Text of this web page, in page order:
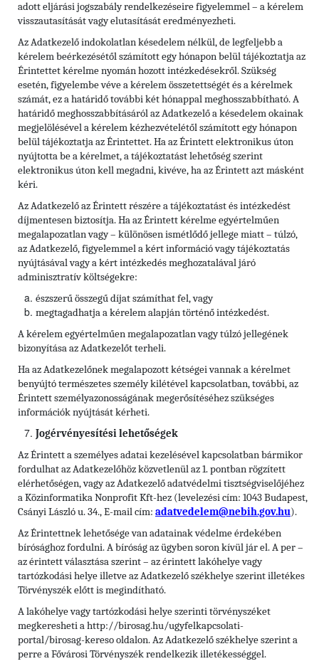
adott eljárási jogszabály rendelkezéseire figyelemmel – a kérelem
visszautasítását vagy elutasítását eredményezheti.
Az Adatkezelő indokolatlan késedelem nélkül, de legfeljebb a
kérelem beérkezésétől számított egy hónapon belül tájékoztatja az
Érintettet kérelme nyomán hozott intézkedésekről. Szükség
esetén, figyelembe véve a kérelem összetettségét és a kérelmek
számát, ez a határidő további két hónappal meghosszabbítható. A
határidő meghosszabbításáról az Adatkezelő a késedelem okainak
megjelölésével a kérelem kézhezvételétől számított egy hónapon
belül tájékoztatja az Érintettet. Ha az Érintett elektronikus úton
nyújtotta be a kérelmet, a tájékoztatást lehetőség szerint
elektronikus úton kell megadni, kivéve, ha az Érintett azt másként
kéri.
Az Adatkezelő az Érintett részére a tájékoztatást és intézkedést
díjmentesen biztosítja. Ha az Érintett kérelme egyértelműen
megalapozatlan vagy – különösen ismétlődő jellege miatt – túlzó,
az Adatkezelő, figyelemmel a kért információ vagy tájékoztatás
nyújtásával vagy a kért intézkedés meghozatalával járó
adminisztratív költségekre:
észszerű összegű díjat számíthat fel, vagy
megtagadhatja a kérelem alapján történő intézkedést.
A kérelem egyértelműen megalapozatlan vagy túlzó jellegének
bizonyítása az Adatkezelőt terheli.
Ha az Adatkezelőnek megalapozott kétségei vannak a kérelmet
benyújtó természetes személy kilétével kapcsolatban, további, az
Érintett személyazonosságának megerősítéséhez szükséges
információk nyújtását kérheti.
Jogérvényesítési lehetőségek
Az Érintett a személyes adatai kezelésével kapcsolatban bármikor
fordulhat az Adatkezelőhöz közvetlenül az 1. pontban rögzített
elérhetőségen, vagy az Adatkezelő adatvédelmi tisztségviselőjéhez
a Közinformatika Nonprofit Kft-hez (levelezési cím: 1043 Budapest,
Csányi László u. 34., E-mail cím: adatvedelem@nebih.gov.hu).
Az Érintettnek lehetősége van adatainak védelme érdekében
bírósághoz fordulni. A bíróság az ügyben soron kívül jár el. A per–
az érintett választása szerint – az érintett lakóhelye vagy
tartózkodási helye illetve az Adatkezelő székhelye szerint illetékes
Törvényszék előtt is megindítható.
A lakóhelye vagy tartózkodási helye szerinti törvényszéket
megkeresheti a http://birosag.hu/ugyfelkapcsolati-
portal/birosag-kereso oldalon. Az Adatkezelő székhelye szerint a
perre a Fővárosi Törvényszék rendelkezik illetékességgel.